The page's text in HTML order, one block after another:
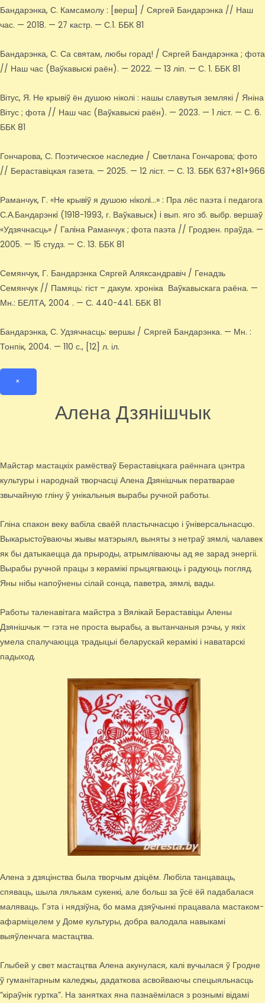
Бандарэнка, С. Камсамолу : [верш] / Сяргей Бандарэнка // Наш
час. — 2018. — 27 кастр. — С.1. ББК 81
Бандарэнка, С. Са святам, любы горад! / Сяргей Бандарэнка ; фота
// Наш час (Ваўкавыскі раён). — 2022. — 13 ліп. — С. 1. ББК 81
Вітус, Я. Не крывіў ён душою ніколі : нашы славутыя землякі / Яніна
Вітус ; фота // Наш час (Ваўкавыскі раён). — 2023. — 1 ліст. — С. 6.
ББК 81
Гончарова, С. Поэтическое наследие / Светлана Гончарова; фото
// Бераставіцкая газета. — 2025. — 12 ліст. — С. 13. ББК 637+81+966
Раманчук, Г. «Не крывiў я душою нiколi…» : Пра лёс паэта i педагога
С.А.Бандарэнкi (1918-1993, г. Ваўкавыск) i вып. яго зб. выбр. вершаў
«Удзячнасць» / Галiна Раманчук ; фота паэта // Гродзен. праўда. —
2005. — 15 студз. — C. 13. ББК 81
Семянчук, Г. Бандарэнка Сяргей Аляксандравіч / Генадзь
Семянчук // Памяць: гіст – дакум. хроніка Ваўкавыскага раёна. —
Мн.: БЕЛТА, 2004 . — С. 440-441. ББК 81
Бандарэнка, С. Удзячнасць: вершы / Сяргей Бандарэнка. — Мн. :
Тонпік, 2004. — 110 с., [12] л. іл.
×
Алена Дзянішчык
Майстар мастацкіх рамёстваў Бераставіцкага раённага цэнтра
культуры і народнай творчасці Алена Дзянішчык ператварае
звычайную гліну ў унікальныя вырабы ручной работы.
Гліна спакон веку вабіла сваёй пластычнасцю і ўніверсальнасцю.
Выкарыстоўваючы жывы матэрыял, выняты з нетраў зямлі, чалавек
як бы датыкаецца да прыроды, атрымліваючы ад яе зарад энергіі.
Вырабы ручной працы з керамікі прыцягваюць і радуюць погляд.
Яны нібы напоўнены сілай сонца, паветра, зямлі, вады.
Работы таленавітага майстра з Вялікай Бераставіцы Алены
Дзянішчык — гэта не проста вырабы, а вытанчаныя рэчы, у якіх
умела спалучаюцца традыцыі беларускай керамікі і наватарскі
падыход.
Алена з дзяцінства была творчым дзіцём. Любіла танцаваць,
спяваць, шыла лялькам сукенкі, але больш за ўсё ёй падабалася
маляваць. Гэта і нядзіўна, бо мама дзяўчынкі працавала мастаком-
афарміцелем у Доме культуры, добра валодала навыкамі
выяўленчага мастацтва.
Глыбей у свет мастацтва Алена акунулася, калі вучылася ў Гродне
ў гуманітарным каледжы, дадаткова асвойваючы спецыяльнасць
“кіраўнік гуртка”. На занятках яна пазнаёмілася з рознымі відамі